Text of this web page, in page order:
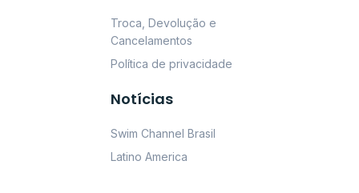
Troca, Devolução e
Cancelamentos
Política de privacidade
Notícias
Swim Channel Brasil
Latino America